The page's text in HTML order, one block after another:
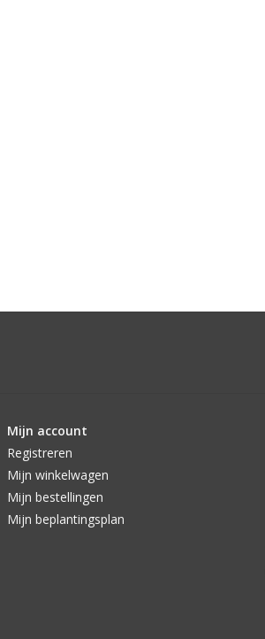
Mijn account
Registreren
Mijn winkelwagen
Mijn bestellingen
Mijn beplantingsplan